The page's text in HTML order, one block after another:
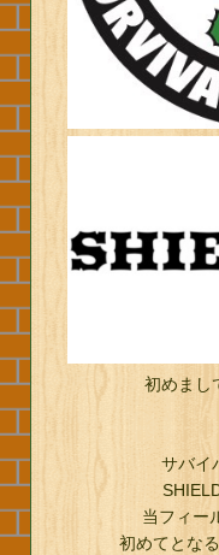
初めまし
サバイ
当フィー
初めてとな